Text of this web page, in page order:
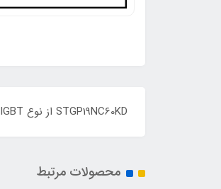
STGP19NC60KD از نوع IGBT دیود دار با تحمل ولتاژ 600 ولت و جریان دهی پیوسته 16 آمپر و توان 32 وات می باشد ORIGINAL
محصولات مرتبط